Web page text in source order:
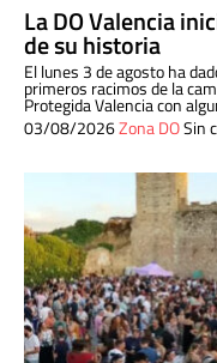
La DO Valencia
de su historia
El lunes 3 de agosto ha
primeros racimos de la
Protegida Valencia con
03/08/2026Zona DOSin